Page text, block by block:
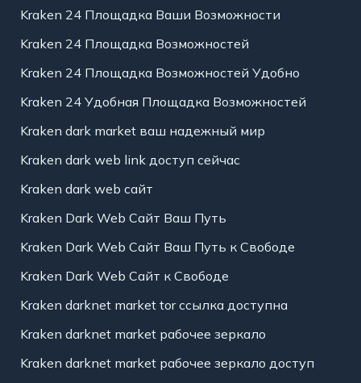
Kraken 24 Площадка Ваши Возможности
Kraken 24 Площадка Возможностей
Kraken 24 Площадка Возможностей Удобно
Kraken 24 Удобная Площадка Возможностей
Kraken dark market ваш надежный мир
Kraken dark web link доступ сейчас
Kraken dark web сайт
Kraken Dark Web Сайт Ваш Путь
Kraken Dark Web Сайт Ваш Путь к Свободе
Kraken Dark Web Сайт к Свободе
Kraken darknet market tor ссылка доступна
Kraken darknet market рабочее зеркало
Kraken darknet market рабочее зеркало доступ